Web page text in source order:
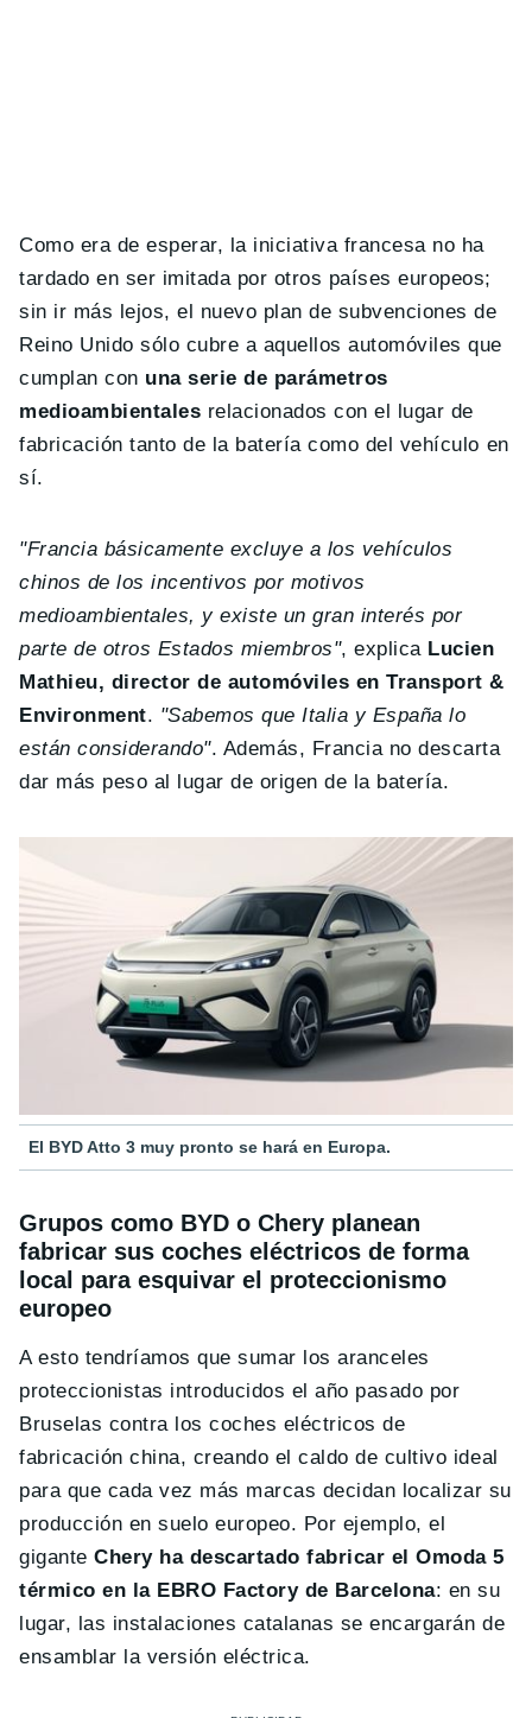
Como era de esperar, la iniciativa francesa no ha
tardado en ser imitada por otros países europeos;
sin ir más lejos, el nuevo plan de subvenciones de
Reino Unido sólo cubre a aquellos automóviles que
cumplan con una serie de parámetros
medioambientales relacionados con el lugar de
fabricación tanto de la batería como del vehículo en
sí.
"Francia básicamente excluye a los vehículos
chinos de los incentivos por motivos
medioambientales, y existe un gran interés por
parte de otros Estados miembros", explica Lucien
Mathieu, director de automóviles en Transport &
Environment. "Sabemos que Italia y España lo
están considerando". Además, Francia no descarta
dar más peso al lugar de origen de la batería.
El BYD Atto 3 muy pronto se hará en Europa.
Grupos como BYD o Chery planean
fabricar sus coches eléctricos de forma
local para esquivar el proteccionismo
europeo
A esto tendríamos que sumar los aranceles
proteccionistas introducidos el año pasado por
Bruselas contra los coches eléctricos de
fabricación china, creando el caldo de cultivo ideal
para que cada vez más marcas decidan localizar su
producción en suelo europeo. Por ejemplo, el
giganteChery ha descartado fabricar el Omoda 5
térmico en la EBRO Factory de Barcelona: en su
lugar, las instalaciones catalanas se encargarán de
ensamblar la versión eléctrica.